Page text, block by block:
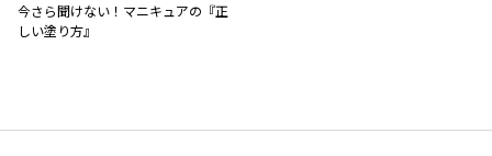
今さら聞けない！マニキュアの『正
しい塗り方』